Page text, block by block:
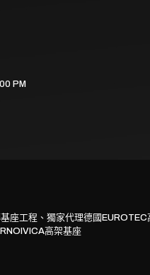
PM
座工程、獨家代理德國EUROTEC
高架基座